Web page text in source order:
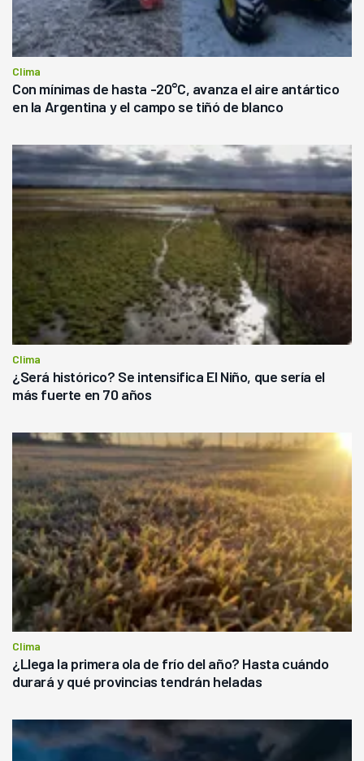
Clima
Con mínimas de hasta -20°C, avanza el aire antártico
en la Argentina y el campo se tiñó de blanco
Clima
¿Será histórico? Se intensifica El Niño, que sería el
más fuerte en 70 años
Clima
¿Llega la primera ola de frío del año? Hasta cuándo
durará y qué provincias tendrán heladas